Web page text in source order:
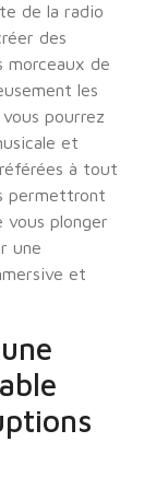
de la radio
des
morceaux de
les
pourrez
et
à tout
permettront
vous plonger
une
et